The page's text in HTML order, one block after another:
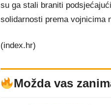
su ga stali braniti
solidarnosti prema vojnicima
(index.hr)
Možda vas